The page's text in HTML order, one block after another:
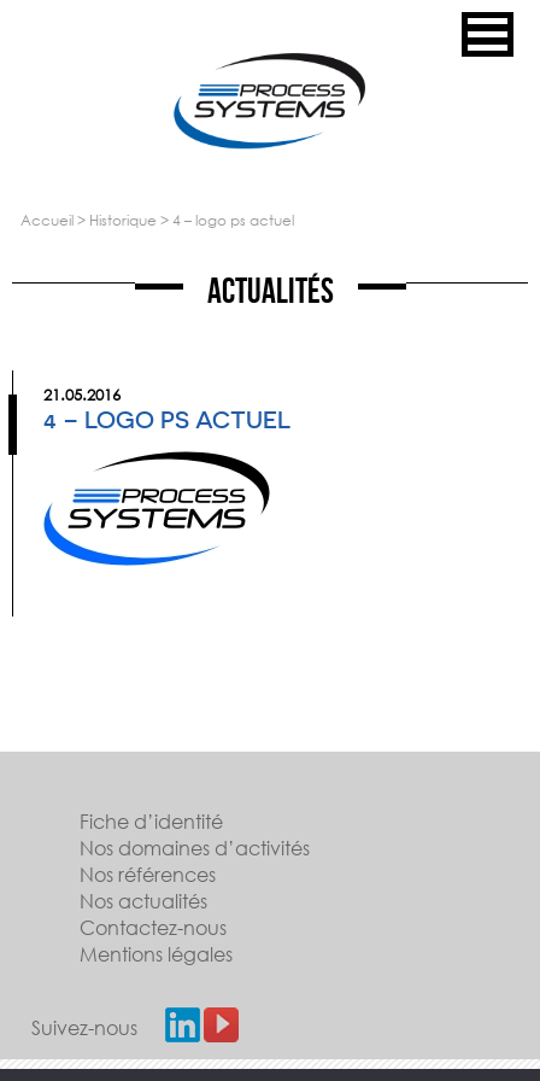
accueil> historique > 4 – logo ps actuel
Actualités
21.05.2016
4 – LOGO PS ACTUEL
Fiche d’identité
Nos domaines d’activités
Nos références
Nos actualités
Contactez-nous
Mentions légales
Suivez-nous